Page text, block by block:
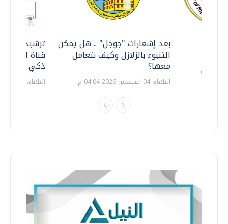
ترشيدا
قناة
ذكي
الثلاثاء، 14 يوليو 2026 06:11 م
بعد إشعارات "جوجل" .. هل يمكن
التنبوء بالزلازل وكيف نتعامل
معها؟
الثلاثاء، 04 اغسطس 2026 04:04 م